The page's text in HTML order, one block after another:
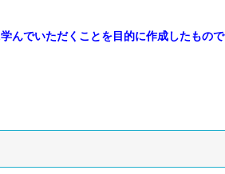
んでいただくことを目的に作成したもので